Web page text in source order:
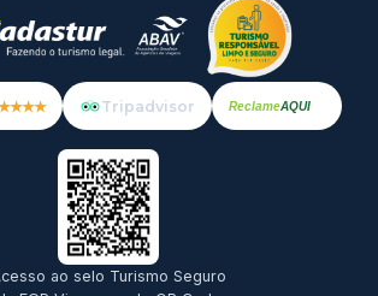
Tripadvisor ReclameAQUI
ao selo Turismo Seguro